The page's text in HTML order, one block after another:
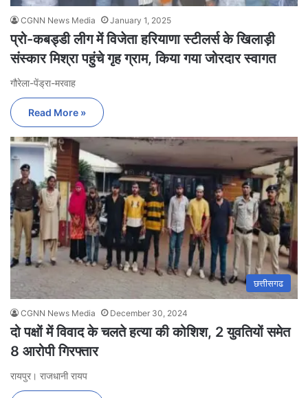
CGNN News Media January 1, 2025
प्रो-कबड्डी लीग में विजेता हरियाणा स्टीलर्स के खिलाड़ी
संस्कार मिश्रा पहुंचे गृह ग्राम, किया गया जोरदार स्वागत
गौरेला-पेंड्रा-मरवाह
Read More »
छत्तीसगढ
CGNN News Media December 30, 2024
दो पक्षों में विवाद के चलते हत्या की कोशिश, 2 युवतियों समेत
8 आरोपी गिरफ्तार
रायपुर। राजधानी रायप